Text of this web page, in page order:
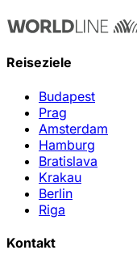
Reiseziele
Budapest
Prag
Amsterdam
Hamburg
Bratislava
Krakau
Berlin
Riga
Kontakt